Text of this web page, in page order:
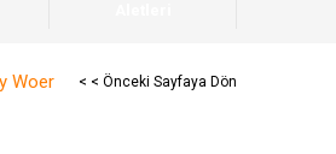
Woer < < Önceki Sayfaya Dön